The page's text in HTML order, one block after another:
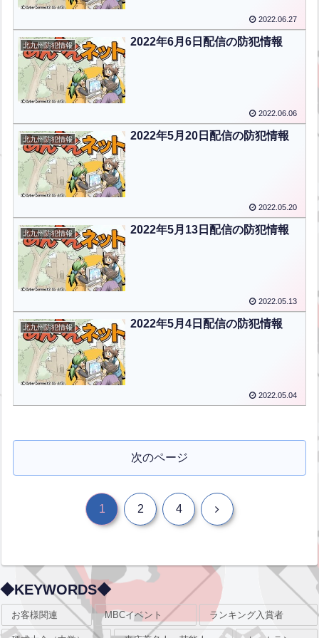
2022.06.27
北九州防犯情報 2022年6月6日配信の防犯情報
2022.06.06
北九州防犯情報 2022年5月20日配信の防犯情報
2022.05.20
北九州防犯情報 2022年5月13日配信の防犯情報
2022.05.13
北九州防犯情報 2022年5月4日配信の防犯情報
2022.05.04
次のページ
1 2 4 次
◆KEYWORDS◆
お客様関連 MBCイベント ランキング入賞者